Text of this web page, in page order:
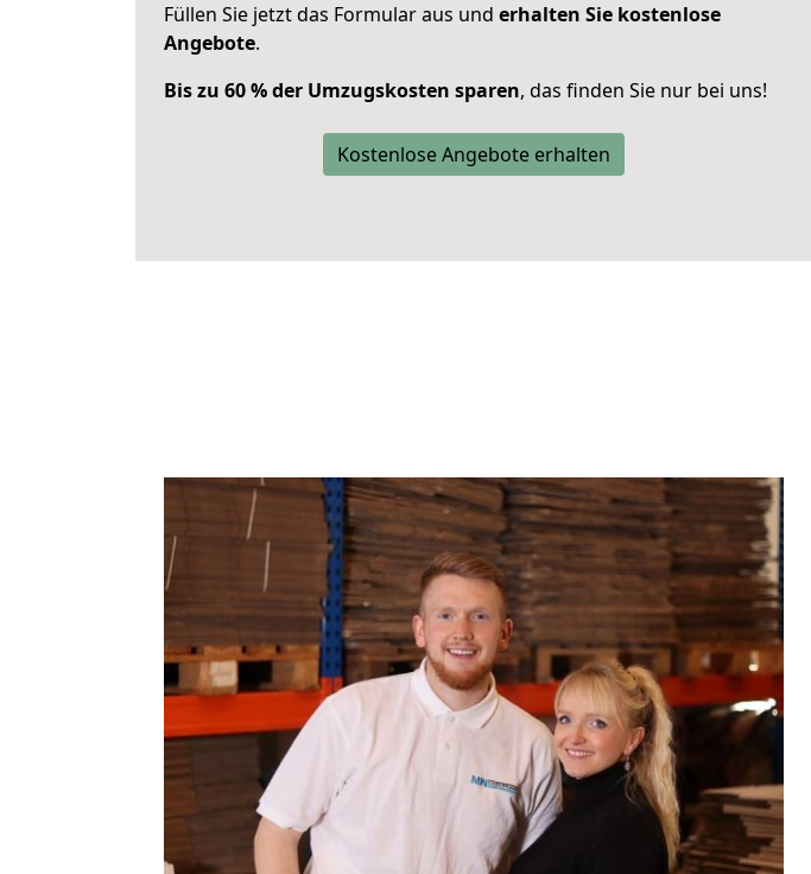
Füllen Sie jetzt das Formular aus und erhalten Sie kostenlose
Angebote.
Bis zu 60 % der Umzugskosten sparen, das finden Sie nur bei uns!
Kostenlose Angebote erhalten